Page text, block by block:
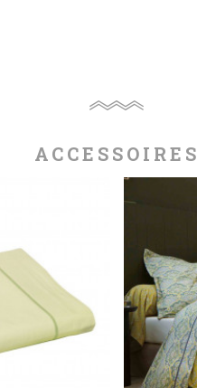
ACCESSOIRES